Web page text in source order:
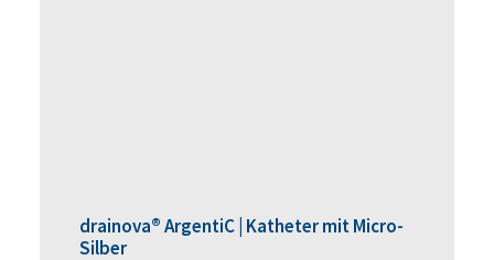
drainova® ArgentiC | Katheter mit Micro-
Silber